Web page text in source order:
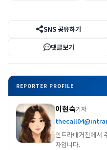
SNS 공유하기
댓글보기
REPORTER PROFILE
이현숙기자
인트라매거진에서
자입니다.